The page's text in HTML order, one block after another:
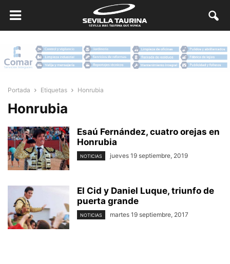
Portada Etiquetas Honrubia
Honrubia
Esaú Fernández, cuatro orejas en
Honrubia
NOTICIAS jueves 19 septiembre, 2019
El Cid y Daniel Luque, triunfo de
puerta grande
NOTICIAS martes 19 septiembre, 2017